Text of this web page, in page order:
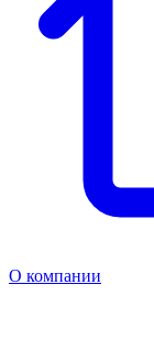
О компании